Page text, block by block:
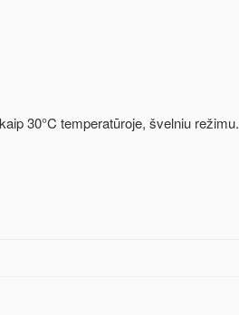
30°C temperatūroje, švelniu režimu.